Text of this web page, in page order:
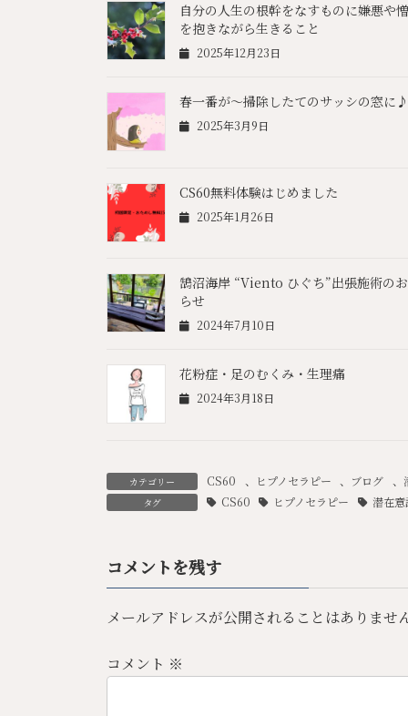
自分の人生の根幹をなすものに嫌悪や
を抱きながら生きること
2025年12月23日
春一番が〜掃除したてのサッシの窓に
2025年3月9日
CS60無料体験はじめました
2025年1月26日
鵠沼海岸 “Viento ひぐち”出張施術の
らせ
2024年7月10日
花粉症・足のむくみ・生理痛
2024年3月18日
カテゴリー CS60 、 ヒプノセラピー 、 ブログ 、
タグ CS60 ヒプノセラピー 潜在意
コメントを残す
メールアドレスが公開されることはありません
コメント ※